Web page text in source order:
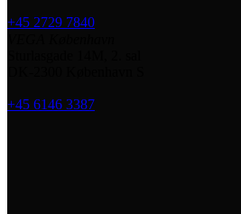
+45 2729 7840
+45 6146 3387